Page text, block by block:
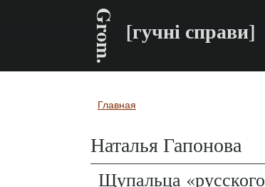
Grom. [гучні справи]
Вы здесь
Главная
Наталья Гапонова
Щупальца